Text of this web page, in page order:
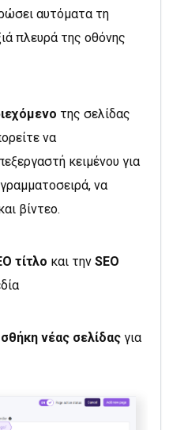
αυτόματα τη
πλευρά της οθόνης
της σελίδας
να
κειμένου για
να
βίντεο.
τίτλο και την SEO
νέας σελίδας για